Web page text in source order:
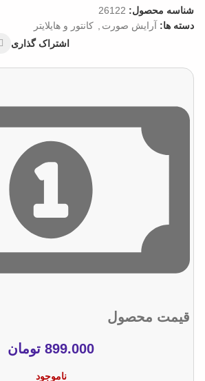
شناسه محصول: 26122
دسته ها: آرایش صورت
کانتور و هایلایتر
اشتراک گذاری
قیمت محصول
899.000 تومان
ناموجود